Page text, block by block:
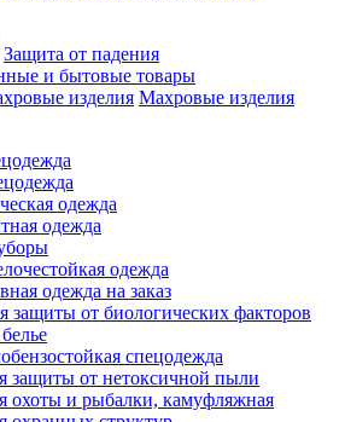
Защита от падения
и бытовые товары
Махровые изделия
одежда
одежда
одежда
одежда на заказ
защиты от биологических факторов
спецодежда
защиты от нетоксичной пыли
охоты и рыбалки, камуфляжная